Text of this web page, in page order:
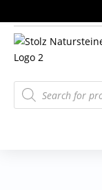
Products
search